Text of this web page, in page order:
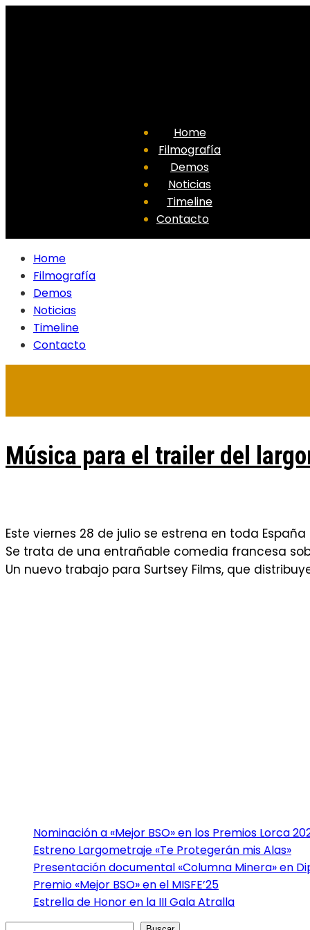
Home
Filmografía
Demos
Noticias
Timeline
Contacto
Home
Filmografía
Demos
Noticias
Timeline
Contacto
Música para el trailer del
Este viernes 28 de julio se estrena en toda
Se trata de una entrañable comedia francesa
Un nuevo trabajo para Surtsey Films, que
Nominación a «Mejor BSO» en los Premios Lorca
Estreno Largometraje «Te Protegerán mis Alas»
Presentación documental «Columna Minera» en
Premio «Mejor BSO» en el MISFE’25
Estrella de Honor en la III Gala Atralla